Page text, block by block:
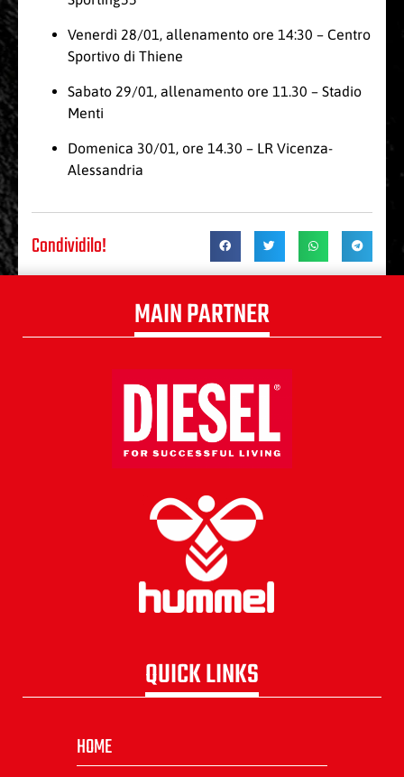
Venerdì 28/01, allenamento ore 14:30 – Centro
Sportivo di Thiene
Sabato 29/01, allenamento ore 11.30 – Stadio
Menti
Domenica 30/01, ore 14.30 – LR Vicenza-
Alessandria
Condividilo!
MAIN PARTNER
QUICK LINKS
HOME